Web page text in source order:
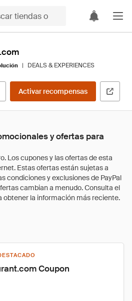
| DEALS & EXPERIENCES
Activar recompensas
y ofertas para
Coupon